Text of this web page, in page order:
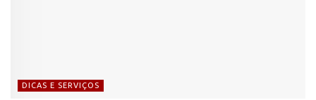
DICAS E SERVIÇOS